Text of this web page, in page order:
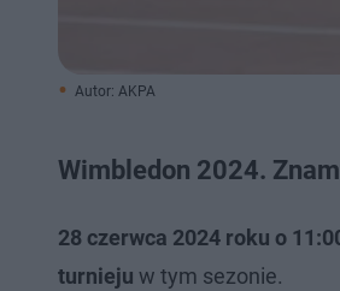
Autor: AKPA
Wimbledon 2024.
28 czerwca 2024 roku o
turnieju w tym sezonie.